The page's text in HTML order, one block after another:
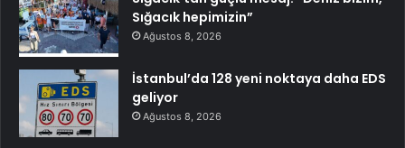
Sığacık hepimizin”
Ağustos 8, 2026
İstanbul’da 128 yeni noktaya daha EDS
geliyor
Ağustos 8, 2026